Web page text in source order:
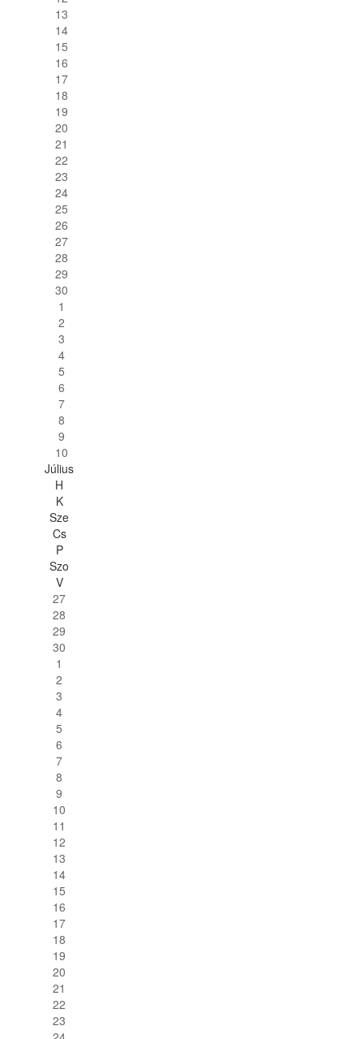
13
14
15
16
17
18
19
20
21
22
23
24
25
26
27
28
29
30
1
2
3
4
5
6
7
8
9
10
Július
H
K
Sze
Cs
P
Szo
V
27
28
29
30
1
2
3
4
5
6
7
8
9
10
11
12
13
14
15
16
17
18
19
20
21
22
23